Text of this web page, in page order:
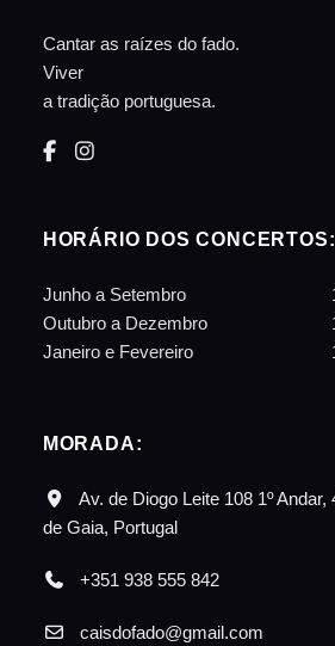
Cantar as raízes do fado.
Viver
a tradição portuguesa.
HORÁRIO DOS CONCERTOS:
Junho a Setembro
Outubro a Dezembro
Janeiro e Fevereiro
MORADA:
Av. de Diogo Leite 108 1º Andar,
de Gaia, Portugal
+351 938 555 842
caisdofado@gmail.com